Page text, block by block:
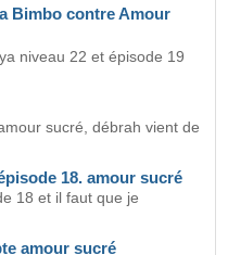
Bimbo contre Amour
niveau 22 et épisode 19
sucré, débrah vient de
18. amour sucré
18 et il faut que je
amour sucré